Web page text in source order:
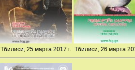
Тбилиси, 25 марта 2017 г. Тбилиси, 26 марта